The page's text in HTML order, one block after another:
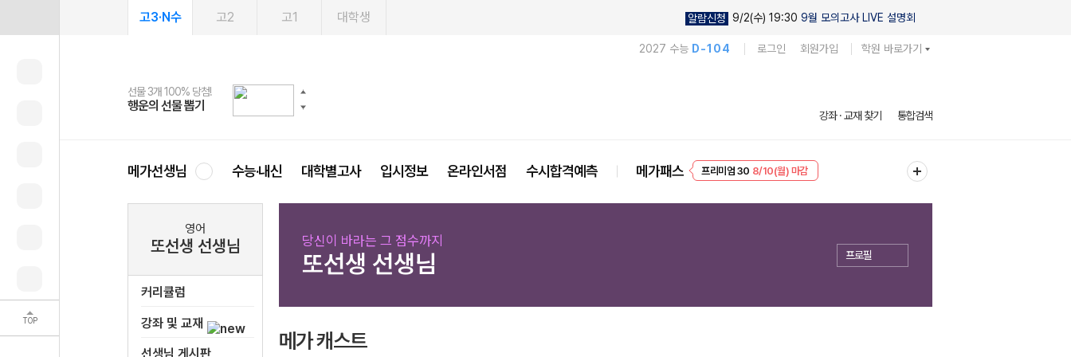
TOP
고3·N수 고2 고1 대학생 알람신청 9/2(수) 19:30 9월 모의고사 LIVE 설명회
2027 수능 D-104 로그인 회원가입 학원 바로가기
선물 3개 100% 당첨!
행운의 선물 뽑기
선물 100% 증정!
메가스터디 X 올리브
여름방학 스터디 캐시백
메가런 썸머스쿨
2027 러셀 단과
강사 공개선발
스마트러닝앱
설문 EVENT
메가패스
3일 무료 체험권
메가패스 수강생 무료혜택!
메가클럽 멤버십
사회공헌 캠페인
희망이룸 메가나눔
강좌 · 교재 찾기 통합검색
메가선생님 수능·내신 대학별고사 입시정보 온라인서점 수시합격예측 메가패스
EVENT 8/10(월) 마감
영어
또선생 선생님
커리큘럼
강좌 및 교재
선생님 게시판
당신이 바라는 그 점수까지
또선생 선생님 프로필
메가 캐스트